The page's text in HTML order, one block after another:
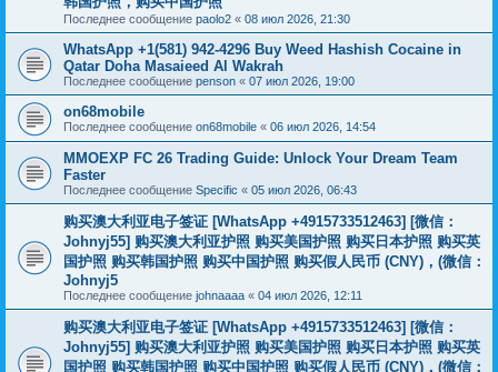
Последнее сообщение paolo2 « 08 июл 2026, 21:30
WhatsApp +1(581) 942-4296 Buy Weed Hashish Cocaine in
Qatar Doha Masaieed Al Wakrah
Последнее сообщение penson « 07 июл 2026, 19:00
on68mobile
Последнее сообщение on68mobile « 06 июл 2026, 14:54
MMOEXP FC 26 Trading Guide: Unlock Your Dream Team
Faster
Последнее сообщение Specific « 05 июл 2026, 06:43
购买澳大利亚电子签证 [WhatsApp +4915733512463] [微信：
Johnyj55] 购买澳大利亚护照 购买美国护照 购买日本护照 购买英
国护照 购买韩国护照 购买中国护照 购买假人民币 (CNY)，(微信：
Johnyj5
Последнее сообщение johnaaaa « 04 июл 2026, 12:11
购买澳大利亚电子签证 [WhatsApp +4915733512463] [微信：
Johnyj55] 购买澳大利亚护照 购买美国护照 购买日本护照 购买英
国护照 购买韩国护照 购买中国护照 购买假人民币 (CNY)，(微信：